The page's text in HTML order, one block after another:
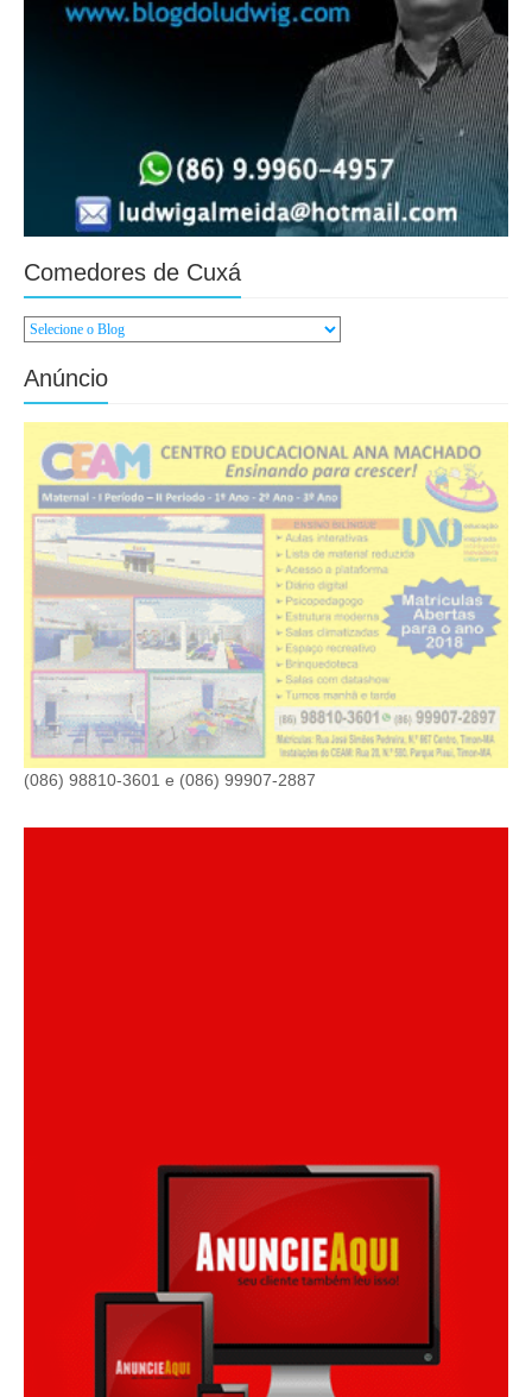
Comedores de Cuxá
Anúncio
(086) 98810-3601 e (086) 99907-2887